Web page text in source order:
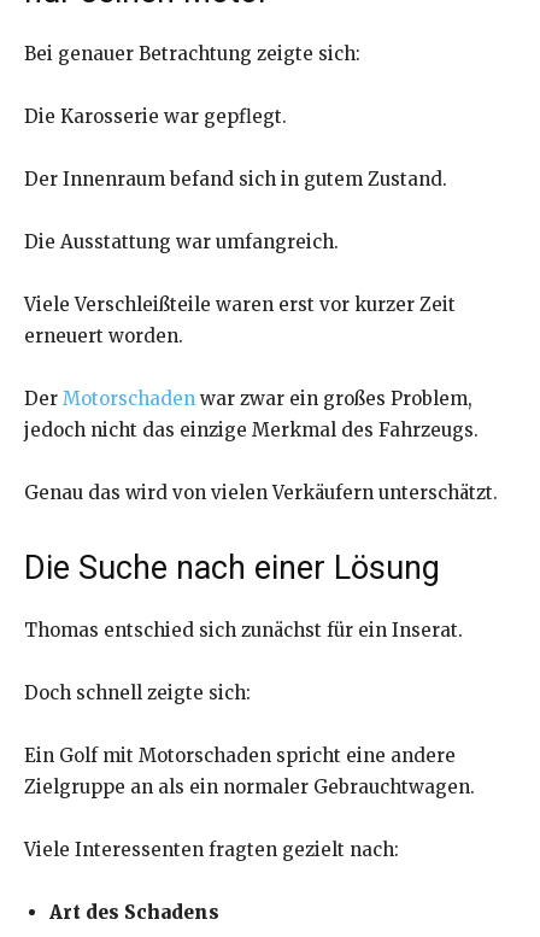
Bei genauer Betrachtung zeigte sich:
Die Karosserie war gepflegt.
Der Innenraum befand sich in gutem Zustand.
Die Ausstattung war umfangreich.
Viele Verschleißteile waren erst vor kurzer Zeit
erneuert worden.
Der Motorschaden war zwar ein großes Problem,
jedoch nicht das einzige Merkmal des Fahrzeugs.
Genau das wird von vielen Verkäufern unterschätzt.
Die Suche nach einer Lösung
Thomas entschied sich zunächst für ein Inserat.
Doch schnell zeigte sich:
Ein Golf mit Motorschaden spricht eine andere
Zielgruppe an als ein normaler Gebrauchtwagen.
Viele Interessenten fragten gezielt nach:
Art des Schadens